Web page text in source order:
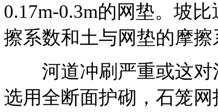
0.17m-0.3m的网垫。坡
擦系数和土与网垫的摩
河道冲刷严重或这对
选用全断面护砌，石笼